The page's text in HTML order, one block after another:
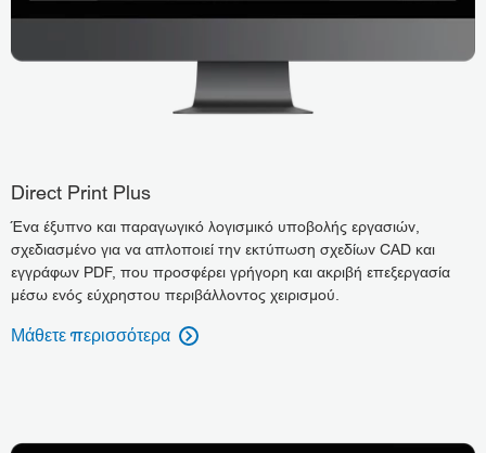
Direct Print Plus
Ένα έξυπνο και παραγωγικό λογισμικό υποβολής εργασιών,
σχεδιασμένο για να απλοποιεί την εκτύπωση σχεδίων CAD και
εγγράφων PDF, που προσφέρει γρήγορη και ακριβή επεξεργασία
μέσω ενός εύχρηστου περιβάλλοντος χειρισμού.
Μάθετε περισσότερα
